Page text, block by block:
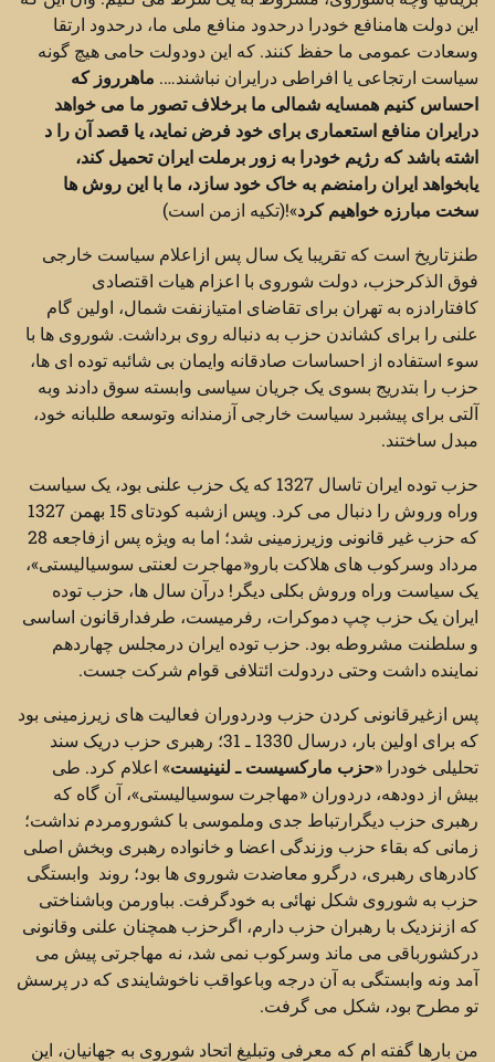
این دولت هامنافع خودرا درحدود منافع ملی ما، درحدود ارتقا
وسعادت عمومی ما حفظ کنند. که این دودولت حامی هیچ گونه
سیاست ارتجاعی یا افراطی درایران نباشند…. ماهرروز که
احساس کنیم همسایه شمالی ما برخلاف تصور ما می خواهد
درایران منافع استعماری برای خود فرض نماید، یا قصد آن را د
اشته باشد که رژیم خودرا به زور برملت ایران تحمیل کند،
یابخواهد ایران رامنضم به خاک خود سازد، ما با این روش ها
سخت مبارزه خواهیم کرد»!(تکیه ازمن است)
طنزتاریخ است که تقریبا یک سال پس ازاعلام سیاست خارجی
فوق الذکرحزب، دولت شوروی با اعزام هیات اقتصادی
کافتارادزه به تهران برای تقاضای امتیازنفت شمال، اولین گام
علنی را برای کشاندن حزب به دنباله روی برداشت. شوروی ها با
سوء استفاده از احساسات صادقانه وایمان بی شائبه توده ای ها،
حزب را بتدریج بسوی یک جریان سیاسی وابسته سوق دادند وبه
آلتی برای پیشبرد سیاست خارجی آزمندانه وتوسعه طلبانه خود،
مبدل ساختند.
حزب توده ایران تاسال 1327 که یک حزب علنی بود، یک سیاست
وراه وروش را دنبال می کرد. وپس ازشبه کودتای 15 بهمن 1327
که حزب غیر قانونی وزیرزمینی شد؛ اما به ویژه پس ازفاجعه 28
مرداد وسرکوب های هلاکت بارو«مهاجرت لعنتی سوسیالیستی»،
یک سیاست وراه وروش بکلی دیگر! درآن سال ها، حزب توده
ایران یک حزب چپ دموکرات، رفرمیست، طرفدارقانون اساسی
و سلطنت مشروطه بود. حزب توده ایران درمجلس چهاردهم
نماینده داشت وحتی دردولت ائتلافی قوام شرکت جست.
پس ازغیرقانونی کردن حزب ودردوران فعالیت های زیرزمینی بود
که برای اولین بار، درسال 1330 ـ 31؛ رهبری حزب دریک سند
تحلیلی خودرا «حزب مارکسیست ـ لنینیست» اعلام کرد. طی
بیش از دودهه، دردوران «مهاجرت سوسیالیستی»، آن گاه که
رهبری حزب دیگرارتباط جدی وملموسی با کشورومردم نداشت؛
زمانی که بقاء حزب وزندگی اعضا و خانواده رهبری وبخش اصلی
کادرهای رهبری، درگرو معاضدت شوروی ها بود؛ روند وابستگی
حزب به شوروی شکل نهائی به خودگرفت. بباورمن وباشناختی
که ازنزدیک با رهبران حزب دارم، اگرحزب همچنان علنی وقانونی
درکشورباقی می ماند وسرکوب نمی شد، نه مهاجرتی پیش می
آمد ونه وابستگی به آن درجه وباعواقب ناخوشایندی که در پرسش
تو مطرح بود، شکل می گرفت.
من بارها گفته ام که معرفی وتبلیغ اتحاد شوروی به جهانیان، این